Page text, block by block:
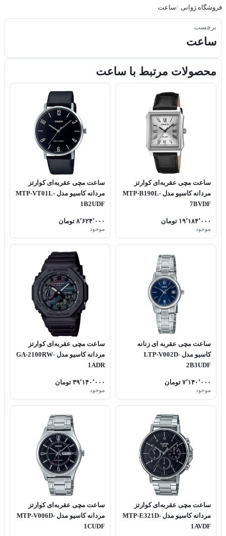
فروشگاه ژوانی ساعت
برچسب
ساعت
محصولات مرتبط با ساعت
ساعت مچی عقربه‌ای کوارتز
مردانه کاسیو مدل MTP-B190L-
7BVDF
۱۹٬۱۸۴٬۰۰۰ تومان
موجود
ساعت مچی عقربه‌ای کوارتز
مردانه کاسیو مدل MTP-VT01L-
1B2UDF
۸٬۶۲۴٬۰۰۰ تومان
موجود
ساعت مچی عقربه ای زنانه
کاسیو مدل LTP-V002D-
2B3UDF
۷٬۱۴۰٬۰۰۰ تومان
موجود
ساعت مچی عقربه‌ای کوارتز
مردانه کاسیو مدل GA-2100RW-
1ADR
۳۹٬۱۴۰٬۰۰۰ تومان
موجود
ساعت مچی عقربه‌ای کوارتز
مردانه کاسیو مدل MTP-E321D-
1AVDF
ساعت مچی عقربه‌ای کوارتز
مردانه کاسیو مدل MTP-V006D-
1CUDF